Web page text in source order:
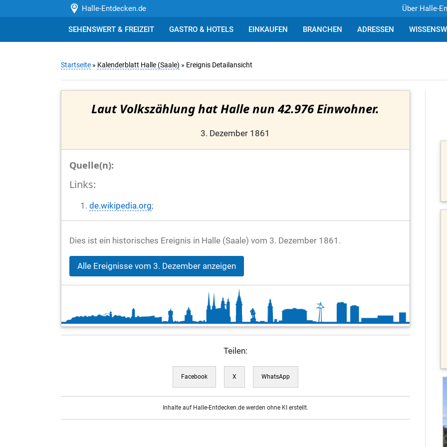
Halle-Entdecken.de Über Halle-
SEHENSWERT & FREIZEIT GASTRO & HOTELS EINKAUFEN BRANCHEN ADRESSEN
Startseite » Kalenderblatt Halle (Saale) » Ereignis Detailansicht
Laut Volkszählung hat Halle nun 42.976 Einwohner.
3. Dezember 1861
Quelle(n):
Links:
de.wikipedia.org;
Dies ist ein historisches Ereignis in Halle (Saale) vom 3. Dezember 1861.
Alle Ereignisse vom 3. Dezember anzeigen
Teilen:
Facebook X WhatsApp
Inhalte auf Halle-Entdecken.de werden ohne KI erstellt.